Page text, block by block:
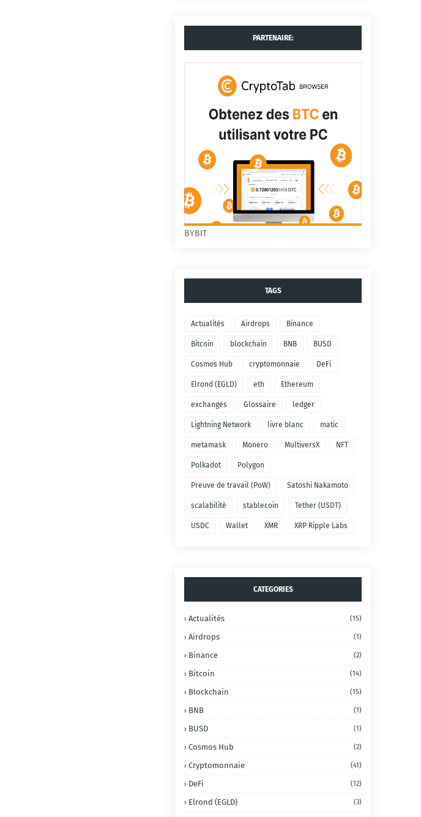
PARTENAIRE:
BYBIT
TAGS
Actualités Airdrops Binance
Bitcoin blockchain BNB BUSD
Cosmos Hub cryptomonnaie DeFi
Elrond (EGLD) eth Ethereum
exchanges Glossaire ledger
Lightning Network livre blanc matic
metamask Monero MultiversX NFT
Polkadot Polygon
Preuve de travail (PoW) Satoshi Nakamoto
scalabilité stablecoin Tether (USDT)
USDC Wallet XMR XRP Ripple Labs
CATEGORIES
Actualités (15)
Airdrops (1)
Binance (2)
Bitcoin (14)
Blockchain (15)
BNB (1)
BUSD (1)
Cosmos Hub (2)
Cryptomonnaie (41)
DeFi (12)
Elrond (EGLD) (3)